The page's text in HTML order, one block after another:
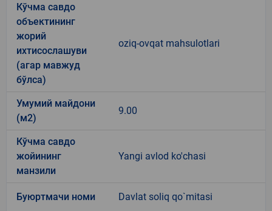
Кўчма савдо
объектининг
жорий
ихтисослашуви
(агар мавжуд
бўлса)
oziq-ovqat mahsulotlari
Умумий майдони
(м2)
9.00
Кўчма савдо
жойининг
манзили
Yangi avlod ko'chasi
Буюртмачи номи Davlat soliq qo`mitasi